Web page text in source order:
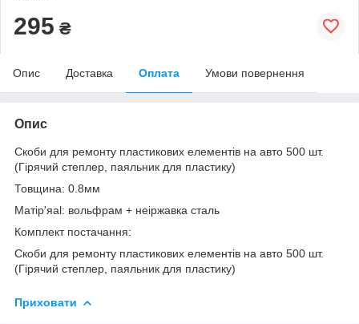
295 ₴
Опис Доставка Оплата Умови повернення
Опис
Скоби для ремонту пластикових елементів на авто 500 шт.
(Гірячий степлер, паяльник для пластику)
Товщина: 0.8мм
Матір'яal: вольфрам + неіржавка сталь
Комплект постачання:
Скоби для ремонту пластикових елементів на авто 500 шт.
(Гірячий степлер, паяльник для пластику)
Приховати